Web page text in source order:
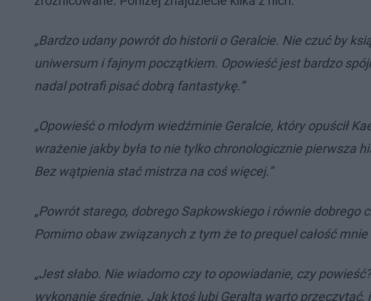
„Bardzo udany powrót do historii o Geralcie. Nie czuć by
uniwersum i fajnym początkiem. Opowieść jest bardzo
nadal potrafi pisać dobrą fantastykę.”
„Opowieść o młodym wiedźminie Geralcie, który opuścił
wrażenie jakby była to nie tylko chronologicznie pierwsza
Bez wątpienia stać mistrza na coś więcej.”
„Powrót starego, dobrego Sapkowskiego i równie dobrego
Pomimo obaw związanych z tym że to prequel całość
„Jest słabo. Nie wiadomo czy to opowiadanie, czy
wykonanie średnie. Jak ktoś lubi Geralta warto przeczytać,